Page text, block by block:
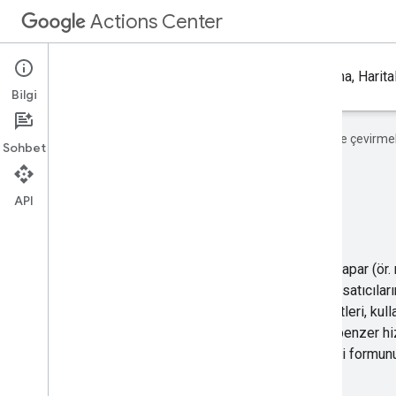
Actions Center
İşlemler Merkezi hesabına kaydolun ve Google Arama,
Google, içerikleri tercih ettiğiniz dile
Kullanıcılar Google'da günde milyonlarca kez işlem yapar
randevu alma vb.). Actions Center hesabı sayesinde
ücretsiz olarak ekleyebilirsiniz. Satıcılarınızın hizmetleri,
Haritalar, Asistan ve diğer platformlarda sizinkilere benzer
Actions Center hesabına kaydolmak için lütfen bu ilgi
Bilgi
Sohbet
API